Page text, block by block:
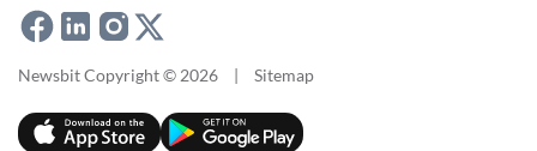
Newsbit Copyright © 2026 | Sitemap